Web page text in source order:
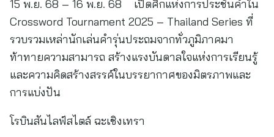
15 พ.ย. 68 – 16 พ.ย. 68 เปิดศึกแห่งการประชันคำใน
Crossword Tournament 2025 – Thailand Series ที่
รวบรวมเหล่านักเล่นคำรุ่นประถมจากทั่วภูมิภาคมา
ท้าทายความสามารถ สร้างแรงบันดาลใจแห่งการเรียนรู้
และความคิดสร้างสรรค์ในบรรยากาศของมิตรภาพและ
การแบ่งปัน
โรบินสันไลฟ์สไตล์ ฉะเชิงเทรา